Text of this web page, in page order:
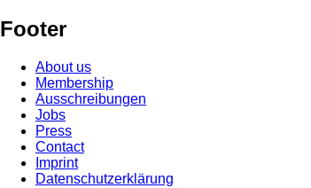
Footer
About us
Membership
Ausschreibungen
Jobs
Press
Contact
Imprint
Datenschutzerklärung